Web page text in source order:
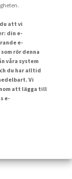
att vi
din e-
e-
rör denna
våra system
du har alltid
Vi
att lägga till
e-